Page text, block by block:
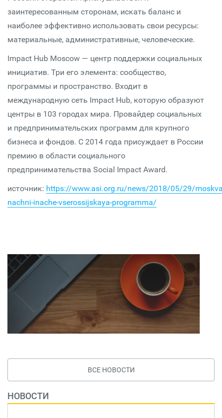
заинтересованным сторонам, искать баланс и
наиболее эффективно использовать свои ресурсы:
материальные, административные, человеческие.
Impact Hub Moscow — центр поддержки социальных
инициатив. Три его элемента: сообщество,
программы и пространство. Входит в
международную сеть Impact Hub, которую образуют
центры в 103 городах мира. Провайдер социальных
и предпринимательских программ для крупного
бизнеса и фондов. C 2014 года присуждает в России
премию в области социального
предпринимательства Social Impact Award.
источник: https://www.asi.org.ru/news/2018/05/29/
nachni-inache-vserossijskaya-programma/
ВСЕ НОВОСТИ
НОВОСТИ